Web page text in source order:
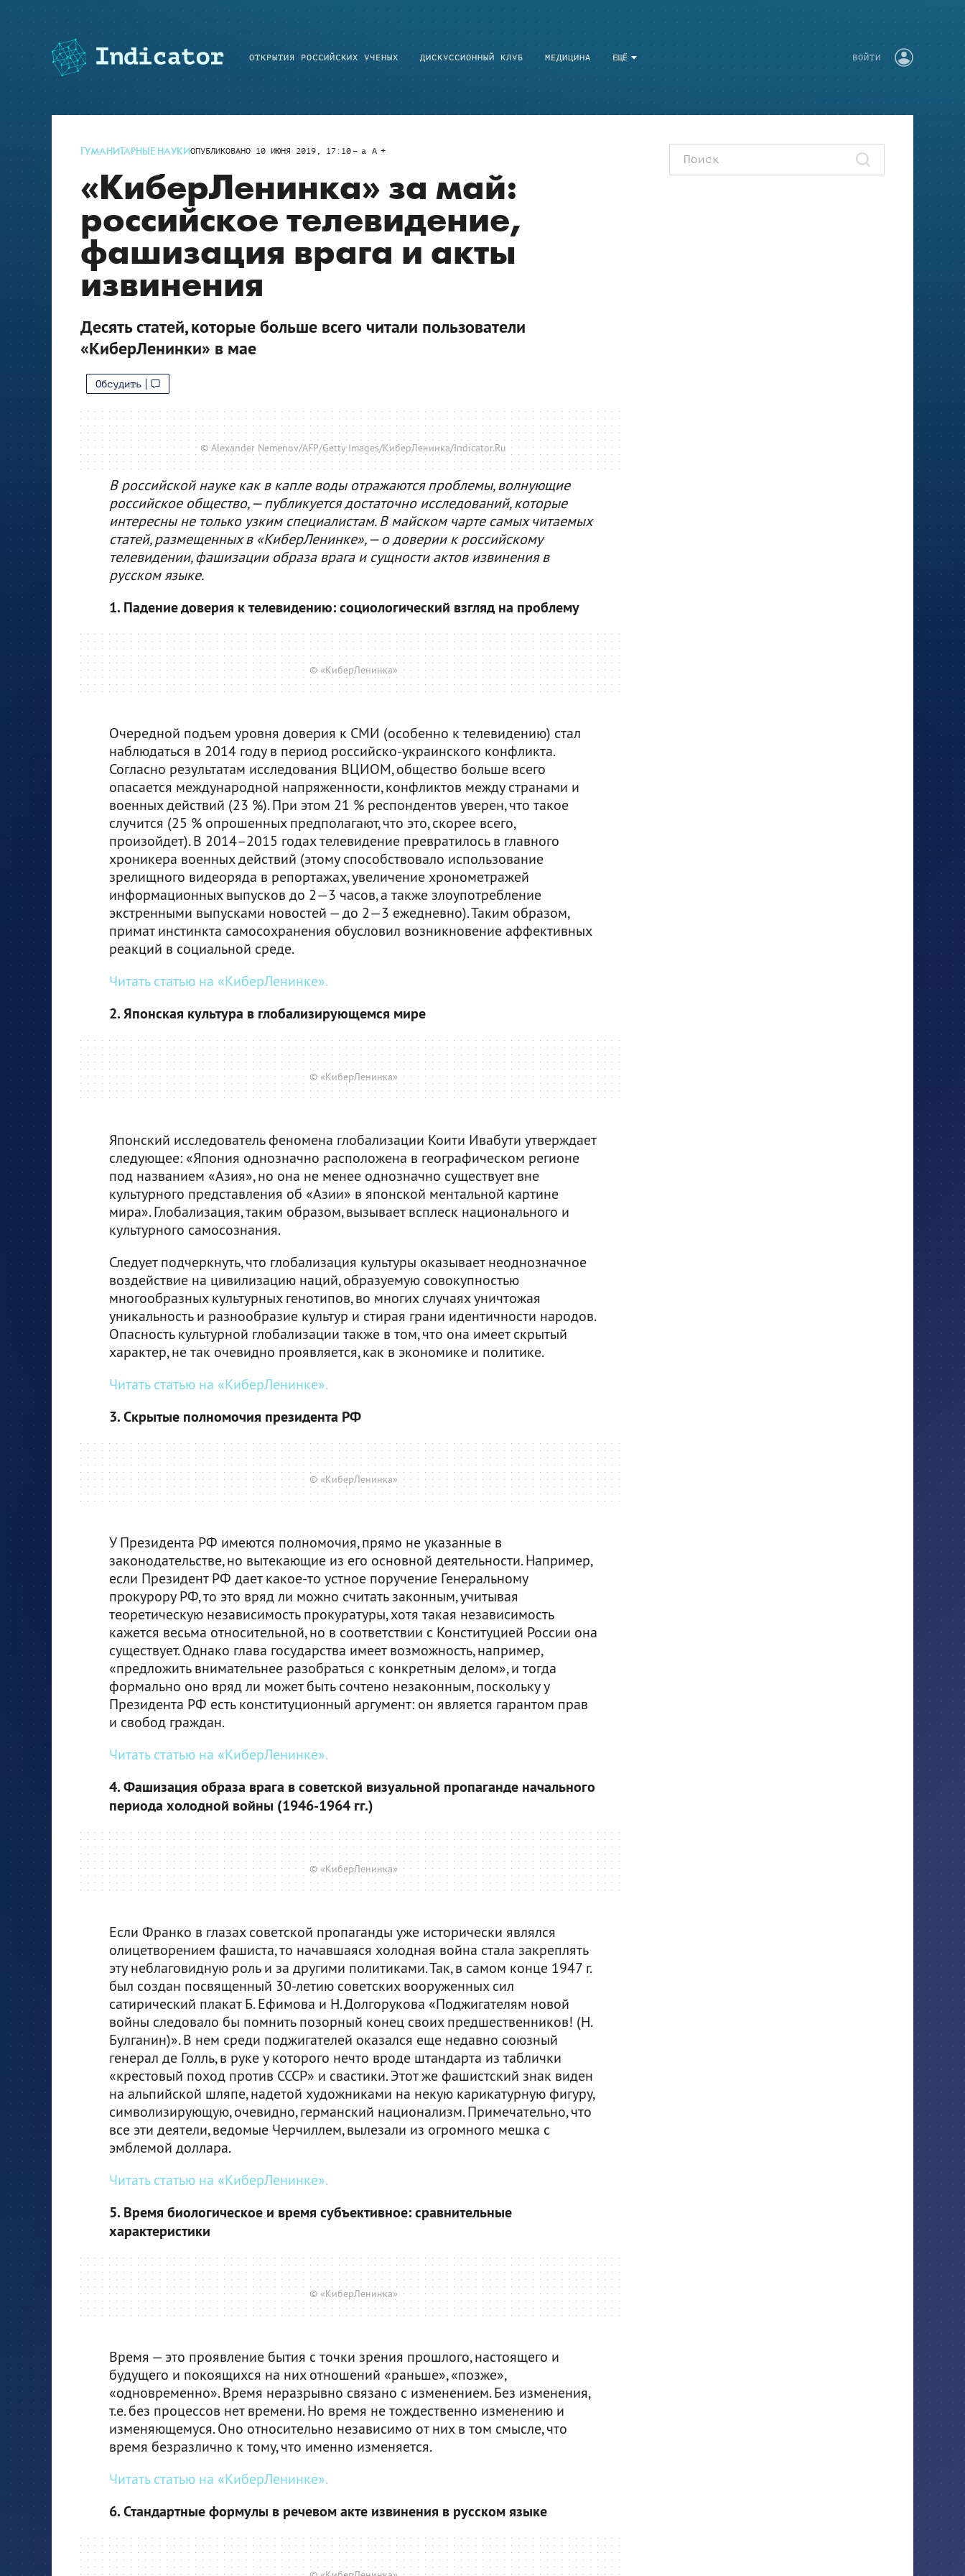
ЕЩЁ
ОТКРЫТИЯ РОССИЙСКИХ УЧЕНЫХ ДИСКУССИОННЫЙ КЛУБ МЕДИЦИНА ВОЙТИ
ГУМАНИТАРНЫЕ НАУКИОПУБЛИКОВАНО 10 ИЮНЯ 2019, 17:10 a A
«КиберЛенинка» за май:
российское телевидение,
фашизация врага и акты
извинения
Десять статей, которые больше всего читали пользователи
«КиберЛенинки» в мае
Обсудить
© Alexander Nemenov/AFP/Getty Images/КиберЛенинка/Indicator.Ru
В российской науке как в капле воды отражаются проблемы, волнующие
российское общество, — публикуется достаточно исследований, которые
интересны не только узким специалистам. В майском чарте самых читаемых
статей, размещенных в «КиберЛенинке», — о доверии к российскому
телевидении, фашизации образа врага и сущности актов извинения в
русском языке.
1. Падение доверия к телевидению: социологический взгляд на проблему
© «КиберЛенинка»
Очередной подъем уровня доверия к СМИ (особенно к телевидению) стал
наблюдаться в 2014 году в период российско-украинского конфликта.
Согласно результатам исследования ВЦИОМ, общество больше всего
опасается международной напряженности, конфликтов между странами и
военных действий (23 %). При этом 21 % респондентов уверен, что такое
случится (25 % опрошенных предполагают, что это, скорее всего,
произойдет). В 2014–2015 годах телевидение превратилось в главного
хроникера военных действий (этому способствовало использование
зрелищного видеоряда в репортажах, увеличение хронометражей
информационных выпусков до 2—3 часов, а также злоупотребление
экстренными выпусками новостей — до 2—3 ежедневно). Таким образом,
примат инстинкта самосохранения обусловил возникновение аффективных
реакций в социальной среде.
Читать статью на «КиберЛенинке».
2. Японская культура в глобализирующемся мире
© «КиберЛенинка»
Японский исследователь феномена глобализации Коити Ивабути утверждает
следующее: «Япония однозначно расположена в географическом регионе
под названием «Азия», но она не менее однозначно существует вне
культурного представления об «Азии» в японской ментальной картине
мира». Глобализация, таким образом, вызывает всплеск национального и
культурного самосознания.
Следует подчеркнуть, что глобализация культуры оказывает неоднозначное
воздействие на цивилизацию наций, образуемую совокупностью
многообразных культурных генотипов, во многих случаях уничтожая
уникальность и разнообразие культур и стирая грани идентичности народов.
Опасность культурной глобализации также в том, что она имеет скрытый
характер, не так очевидно проявляется, как в экономике и политике.
Читать статью на «КиберЛенинке».
3. Скрытые полномочия президента РФ
© «КиберЛенинка»
У Президента РФ имеются полномочия, прямо не указанные в
законодательстве, но вытекающие из его основной деятельности. Например,
если Президент РФ дает какое-то устное поручение Генеральному
прокурору РФ, то это вряд ли можно считать законным, учитывая
теоретическую независимость прокуратуры, хотя такая независимость
кажется весьма относительной, но в соответствии с Конституцией России она
существует. Однако глава государства имеет возможность, например,
«предложить внимательнее разобраться с конкретным делом», и тогда
формально оно вряд ли может быть сочтено незаконным, поскольку у
Президента РФ есть конституционный аргумент: он является гарантом прав
и свобод граждан.
Читать статью на «КиберЛенинке».
4. Фашизация образа врага в советской визуальной пропаганде начального
периода холодной войны (1946-1964 гг.)
© «КиберЛенинка»
Если Франко в глазах советской пропаганды уже исторически являлся
олицетворением фашиста, то начавшаяся холодная война стала закреплять
эту неблаговидную роль и за другими политиками. Так, в самом конце 1947 г.
был создан посвященный 30-летию советских вооруженных сил
сатирический плакат Б. Ефимова и Н. Долгорукова «Поджигателям новой
войны следовало бы помнить позорный конец своих предшественников! (Н.
Булганин)». В нем среди поджигателей оказался еще недавно союзный
генерал де Голль, в руке у которого нечто вроде штандарта из таблички
«крестовый поход против СССР» и свастики. Этот же фашистский знак виден
на альпийской шляпе, надетой художниками на некую карикатурную фигуру,
символизирующую, очевидно, германский национализм. Примечательно, что
все эти деятели, ведомые Черчиллем, вылезали из огромного мешка с
эмблемой доллара.
Читать статью на «КиберЛенинке».
5. Время биологическое и время субъективное: сравнительные
характеристики
© «КиберЛенинка»
Время — это проявление бытия с точки зрения прошлого, настоящего и
будущего и покоящихся на них отношений «раньше», «позже»,
«одновременно». Время неразрывно связано с изменением. Без изменения,
т.е. без процессов нет времени. Но время не тождественно изменению и
изменяющемуся. Оно относительно независимо от них в том смысле, что
время безразлично к тому, что именно изменяется.
Читать статью на «КиберЛенинке».
6. Стандартные формулы в речевом акте извинения в русском языке